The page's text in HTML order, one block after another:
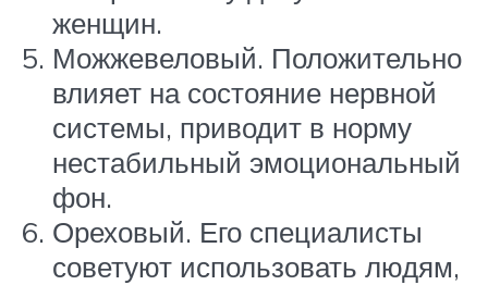
женщин.
Можжевеловый. Положительно
влияет на состояние нервной
системы, приводит в норму
нестабильный эмоциональный
фон.
Ореховый. Его специалисты
советуют использовать людям,